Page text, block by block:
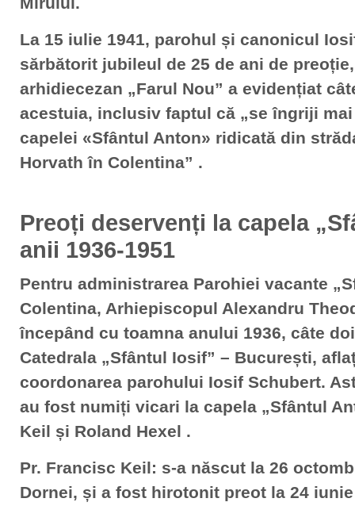
La 15 iulie 1941, parohul și canonicul
sărbătorit jubileul de 25 de ani de
arhidiecezan „Farul Nou” a evidențiat
acestuia, inclusiv faptul că „se îngriji
capelei «Sfântul Anton» ridicată din
Horvath în Colentina” .
Preoți deservenți la capela
anii 1936-1951
Pentru administrarea Parohiei vacante
Colentina, Arhiepiscopul Alexandru
începând cu toamna anului 1936, câte
Catedrala „Sfântul Iosif” – București,
coordonarea parohului Iosif Schubert.
au fost numiți vicari la capela „Sfântul
Keil și Roland Hexel .
Pr. Francisc Keil: s-a născut la 26
Dornei, și a fost hirotonit preot la 24